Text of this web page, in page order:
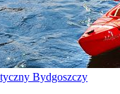
Bydgoszczy